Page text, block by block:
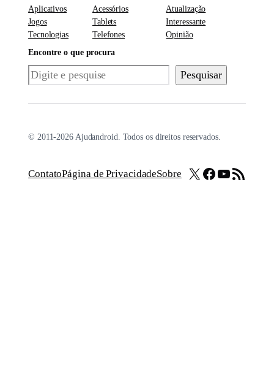
Aplicativos
Jogos
Tecnologias
Acessórios
Tablets
Telefones
Atualização
Interessante
Opinião
Encontre o que procura
Pesquisar Pesquisar
© 2011-2026 Ajudandroid. Todos os direitos reservados.
ContatoPágina de PrivacidadeSobre X Facebook
Youtube
Feed RSS